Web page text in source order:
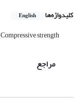
کلیدواژه‌ها English
Compressive strength
مراجع